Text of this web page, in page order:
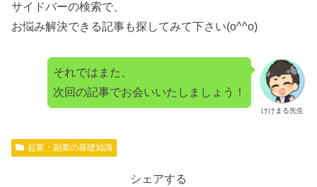
サイドバーの検索で、
お悩み解決できる記事も探してみて下さい(o^^o)
けけまる先生
それではまた、
次回の記事でお会いいたしましょう！
起業・副業の基礎知識
シェアする